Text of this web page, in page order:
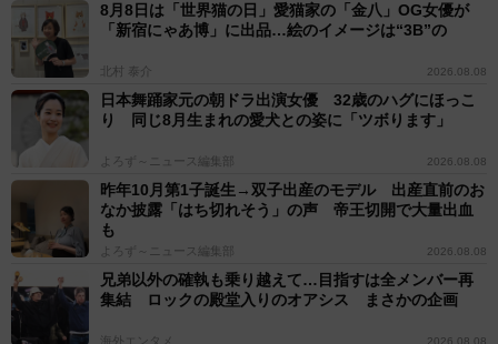
8月8日は「世界猫の日」愛猫家の「金八」OG女優が
「新宿にゃあ博」に出品…絵のイメージは“3B”の
北村 泰介 2026.08.08
日本舞踊家元の朝ドラ出演女優 32歳のハグにほっこ
り 同じ8月生まれの愛犬との姿に「ツボります」
よろず～ニュース編集部 2026.08.08
昨年10月第1子誕生→双子出産のモデル 出産直前のお
なか披露「はち切れそう」の声 帝王切開で大量出血
も
よろず～ニュース編集部 2026.08.08
兄弟以外の確執も乗り越えて…目指すは全メンバー再
集結 ロックの殿堂入りのオアシス まさかの企画
海外エンタメ 2026.08.08